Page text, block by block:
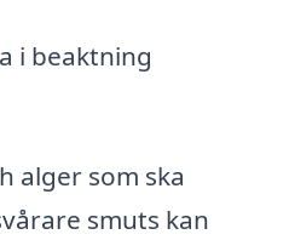
i beaktning
alger som ska
smuts kan